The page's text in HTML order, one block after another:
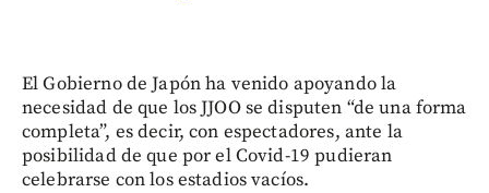
El Gobierno de Japón ha venido apoyando la
necesidad de que los JJOO se disputen “de una forma
completa”, es decir, con espectadores, ante la
posibilidad de que por el Covid-19 pudieran
celebrarse con los estadios vacíos.